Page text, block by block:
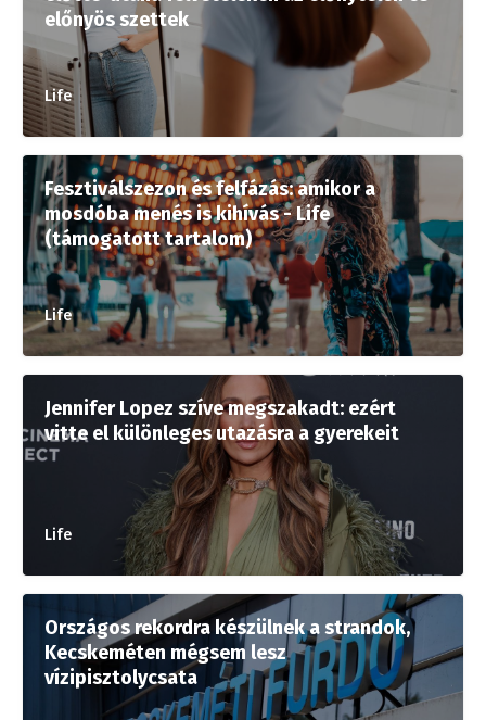
előnyös szettek
Life
Fesztiválszezon és felfázás: amikor a
mosdóba menés is kihívás - Life
(támogatott tartalom)
Life
Jennifer Lopez szíve megszakadt: ezért
vitte el különleges utazásra a gyerekeit
Life
Országos rekordra készülnek a strandok,
Kecskeméten mégsem lesz
vízipisztolycsata